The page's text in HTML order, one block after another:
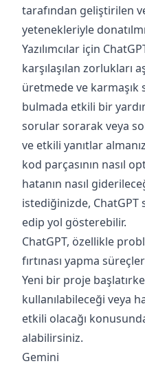
tarafından geliştirilen
yetenekleriyle
Yazılımcılar için
karşılaşılan zorlukları
üretmede ve
bulmada etkili bir
sorular sorarak veya
ve etkili yanıtlar
kod parçasının nasıl
hatanın nasıl
istediğinizde,
edip yol gösterebilir.
ChatGPT, özellikle
fırtınası yapma
Yeni bir proje
kullanılabileceği veya
etkili olacağı
alabilirsiniz.
Gemini